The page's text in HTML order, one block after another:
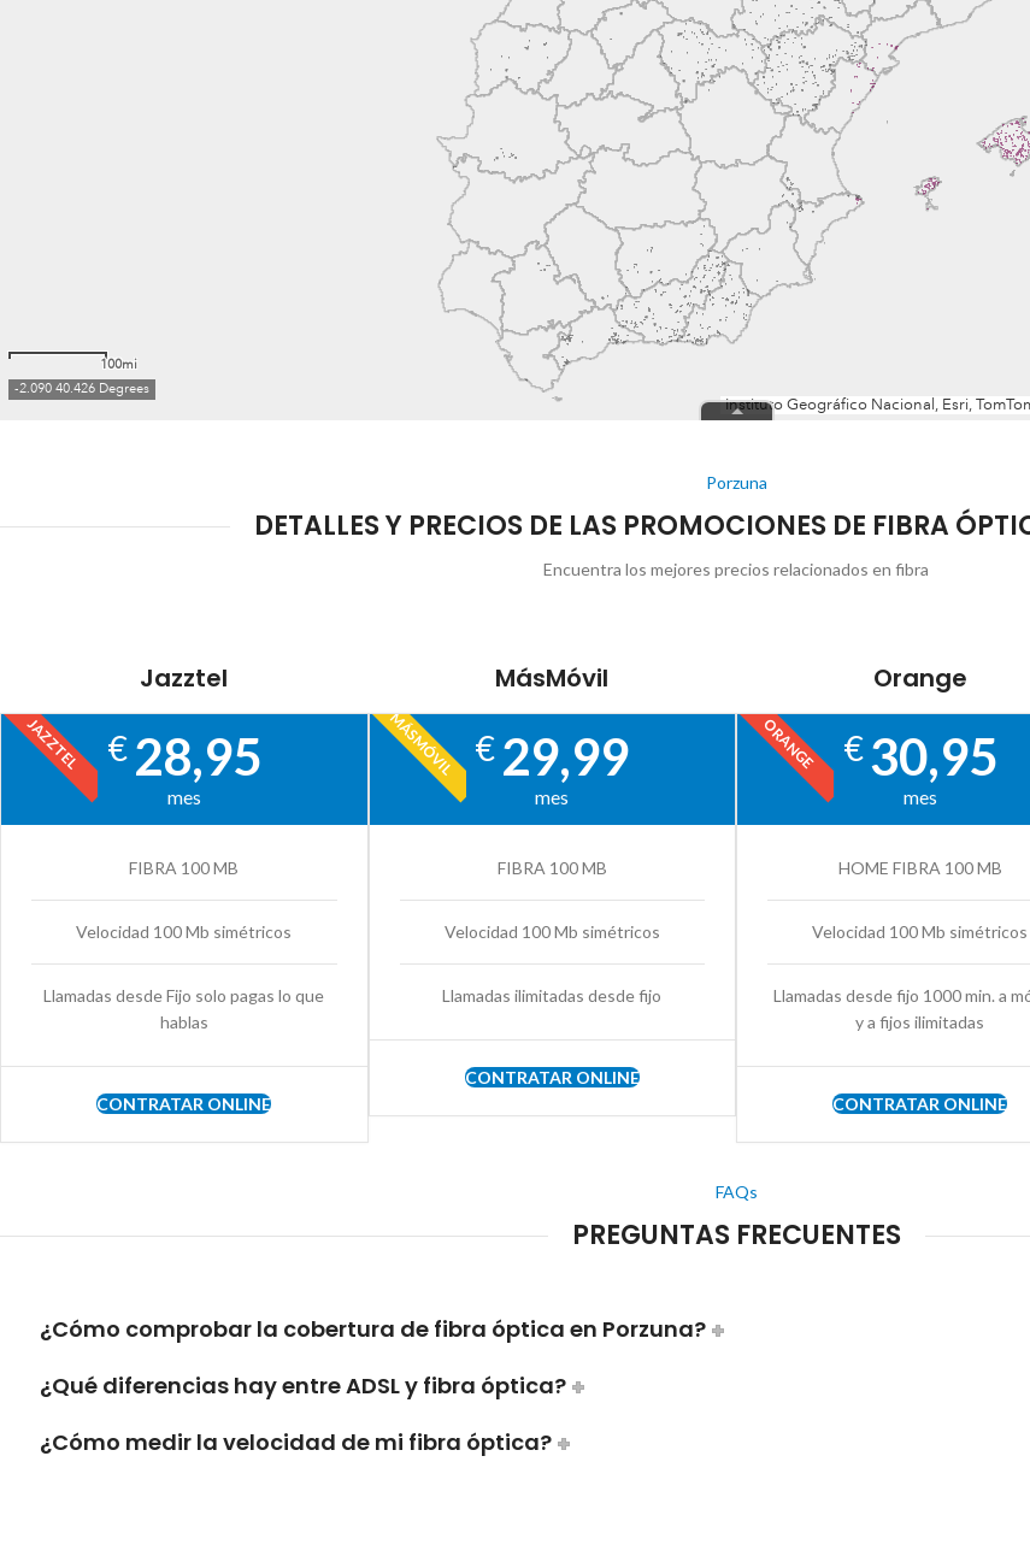
Porzuna
DETALLES Y PRECIOS DE LAS PROMOCIONES DE FIBRA
Encuentra los mejores precios relacionados en fibra
Jazztel
JAZZTEL € 28,95
mes
FIBRA 100 MB
Velocidad 100 Mb simétricos
Llamadas desde Fijo solo pagas lo que
hablas
CONTRATAR ONLINE
MásMóvil
MÁSMÓVIL € 29,99
mes
FIBRA 100 MB
Velocidad 100 Mb simétricos
Llamadas ilimitadas desde fijo
CONTRATAR ONLINE
Orange
ORANGE €30,95
mes
HOME FIBRA 100 MB
Velocidad 100 Mb simétricos
Llamadas desde fijo 1000 min. a
y a fijos ilimitadas
CONTRATAR ONLINE
FAQs
PREGUNTAS FRECUENTES
¿Cómo comprobar la cobertura de fibra óptica en Porzuna?
¿Qué diferencias hay entre ADSL y fibra óptica?
¿Cómo medir la velocidad de mi fibra óptica?